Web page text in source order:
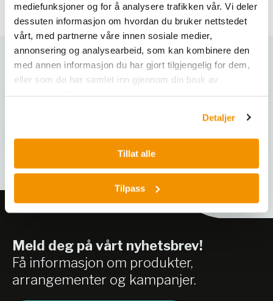
mediefunksjoner og for å analysere trafikken vår. Vi deler
dessuten informasjon om hvordan du bruker nettstedet
vårt, med partnerne våre innen sosiale medier,
annonsering og analysearbeid, som kan kombinere den
med annen informasjon du har gjort tilgjengelig for dem,
eller som de har samlet inn gjennom din bruk av
Detaljer
Tillat alle
Tilpass
Varianter
Meld deg på vårt nyhetsbrev!
Få informasjon om produkter,
arrangementer og kampanjer.